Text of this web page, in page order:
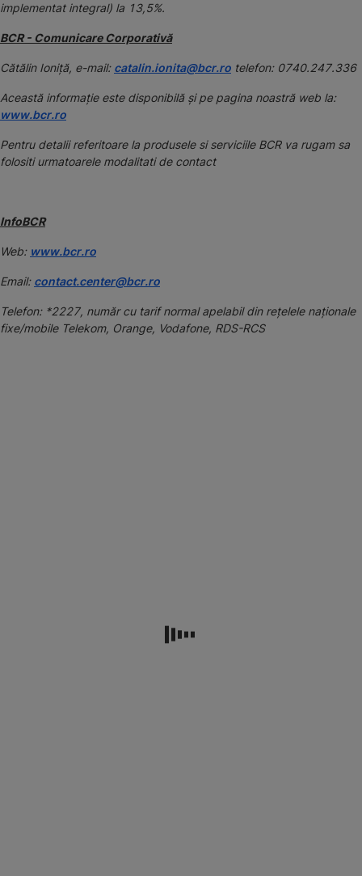
implementat integral) la 13,5%.
BCR - Comunicare Corporativă
Cătălin Ioniță, e-mail: catalin.ionita@bcr.ro telefon: 0740.247.336
Această informaţie este disponibilă şi pe pagina noastră web la:
www.bcr.ro
Pentru detalii referitoare la produsele si serviciile BCR va rugam sa
folositi urmatoarele modalitati de contact
InfoBCR
Web: www.bcr.ro
Email: contact.center@bcr.ro
Telefon: *2227, număr cu tarif normal apelabil din rețelele naționale
fixe/mobile Telekom, Orange, Vodafone, RDS-RCS